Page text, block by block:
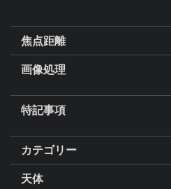
焦点距離
画像処理
特記事項
カテゴリー
天体